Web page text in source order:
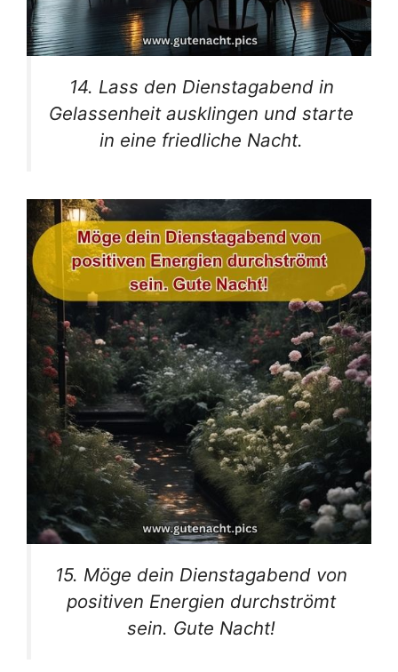
14. Lass den Dienstagabend in
Gelassenheit ausklingen und starte
in eine friedliche Nacht.
15. Möge dein Dienstagabend von
positiven Energien durchströmt
sein. Gute Nacht!